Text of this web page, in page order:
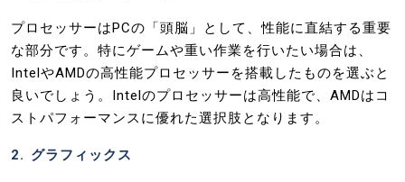
プロセッサーはPCの「頭脳」として、性能に直結する重要
な部分です。特にゲームや重い作業を行いたい場合は、
IntelやAMDの高性能プロセッサーを搭載したものを選ぶと
良いでしょう。Intelのプロセッサーは高性能で、AMDはコ
ストパフォーマンスに優れた選択肢となります。
2. グラフィックス